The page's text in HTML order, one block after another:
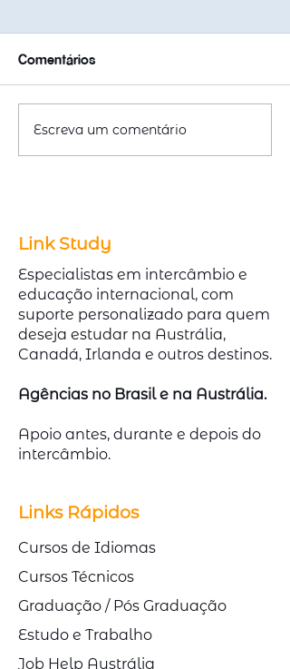
Emitir ou Renovar
Passaporte com
Comentários
Escreva um comentário
Link Study
Especialistas em intercâmbio e
educação internacional, com
suporte personalizado para quem
deseja estudar na Austrália,
Canadá, Irlanda e outros destinos.
Agências no Brasil e na Austrália.
Apoio antes, durante e depois do
intercâmbio.
Links Rápidos
Cursos de Idiomas
Cursos Técnicos
Graduação / Pós Graduação
Estudo e Trabalho
Job Help Austrália